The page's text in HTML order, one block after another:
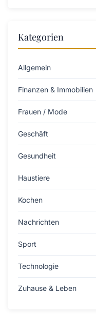
Kategorien
Allgemein
Finanzen & Immobilien
Frauen / Mode
Geschäft
Gesundheit
Haustiere
Kochen
Nachrichten
Sport
Technologie
Zuhause & Leben